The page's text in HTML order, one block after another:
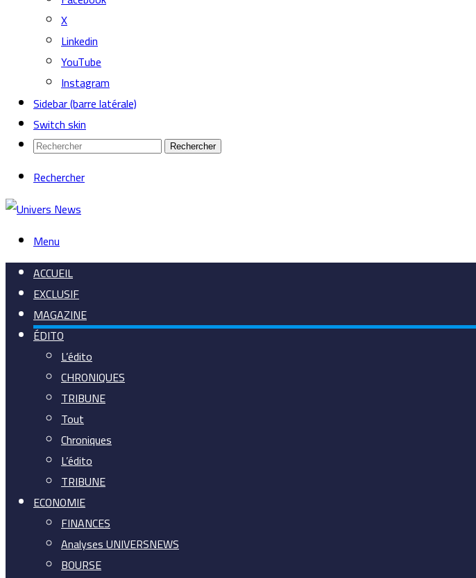
X
Linkedin
YouTube
Instagram
Sidebar (barre latérale)
Switch skin
Rechercher
Rechercher
Menu
ACCUEIL
EXCLUSIF
MAGAZINE
ÉDITO
L’édito
CHRONIQUES
TRIBUNE
Tout
Chroniques
L’édito
TRIBUNE
ECONOMIE
FINANCES
Analyses UNIVERSNEWS
BOURSE